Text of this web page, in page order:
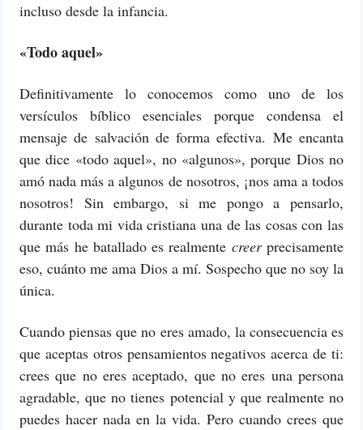
incluso desde la infancia.
«Todo aquel»
Definitivamente lo conocemos como uno de los
versículos bíblico esenciales porque condensa el
mensaje de salvación de forma efectiva. Me encanta
que dice «todo aquel», no «algunos», porque Dios no
amó nada más a algunos de nosotros, ¡nos ama a todos
nosotros! Sin embargo, si me pongo a pensarlo,
durante toda mi vida cristiana una de las cosas con las
que más he batallado es realmente creerprecisamente
eso, cuánto me ama Dios a mí. Sospecho que no soy la
única.
Cuando piensas que no eres amado, la consecuencia es
que aceptas otros pensamientos negativos acerca de ti:
crees que no eres aceptado, que no eres una persona
agradable, que no tienes potencial y que realmente no
puedes hacer nada en la vida. Pero cuando crees que